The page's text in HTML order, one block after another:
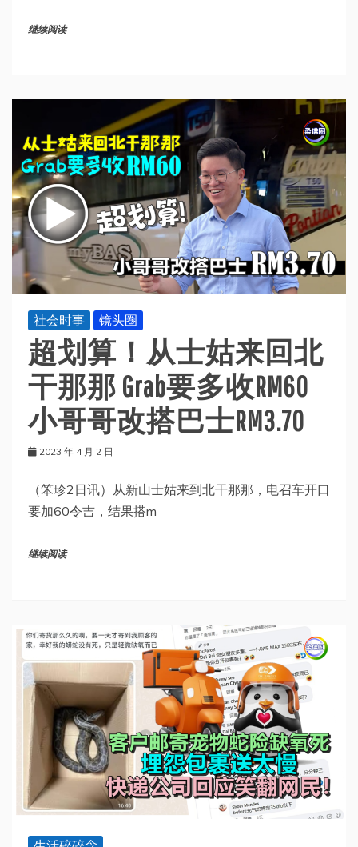
继续阅读
社会时事 镜头圈
超划算！从士姑来回北
干那那 Grab要多收RM60
小哥哥改搭巴士RM3.70
2023 年 4 月 2 日
（笨珍2日讯）从新山士姑来到北干那那，电召车开口
要加60令吉，结果搭m
继续阅读